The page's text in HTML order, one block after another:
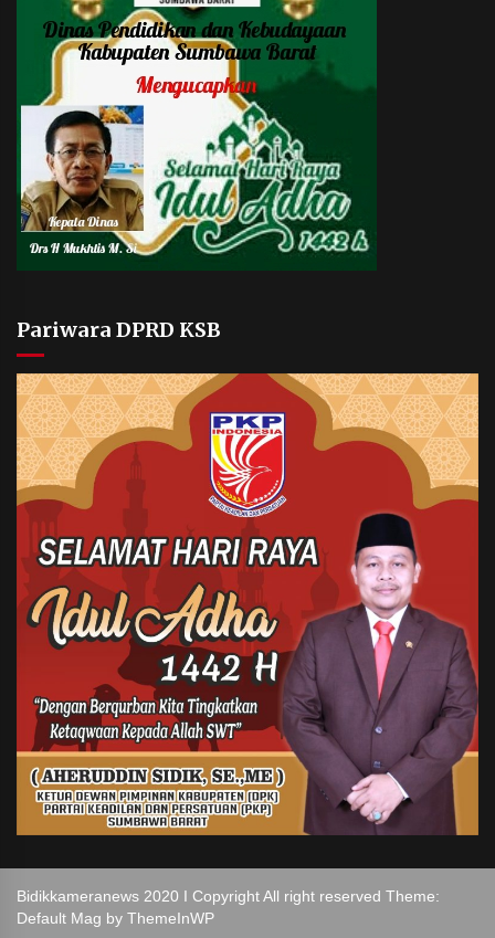
Pariwara DPRD KSB
Bidikkameranews 2020 I Copyright All right reserved Theme:
Default Mag by ThemeInWP